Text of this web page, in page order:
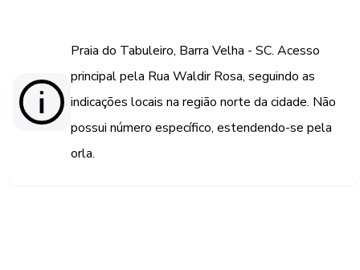
Praia do Tabuleiro, Barra Velha - SC. Acesso
principal pela Rua Waldir Rosa, seguindo as
indicações locais na região norte da cidade. Não
possui número específico, estendendo-se pela
orla.